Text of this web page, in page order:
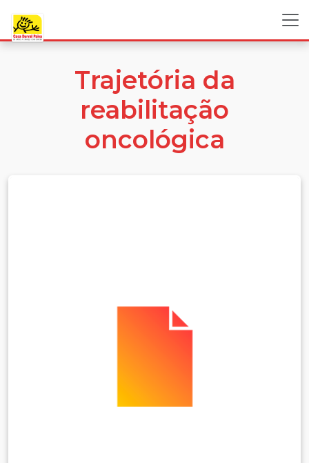
Trajetória da
reabilitação
oncológica